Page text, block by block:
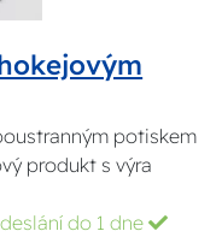
potiskem
produkt s výra
do 1 dne